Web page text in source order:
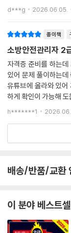
안 살 이유가 없었습
서 빠르게 합격하는
d***g 2026.06.05.
종이책
소방안전관리자 2
자격증 준비를 하는
있어 문제 풀이하는
유튜브에 올라와 있어
하게 확인이 가능해
마다 아래에 간단하
h*******1
배송/반품/교환
이 분야 베스트셀